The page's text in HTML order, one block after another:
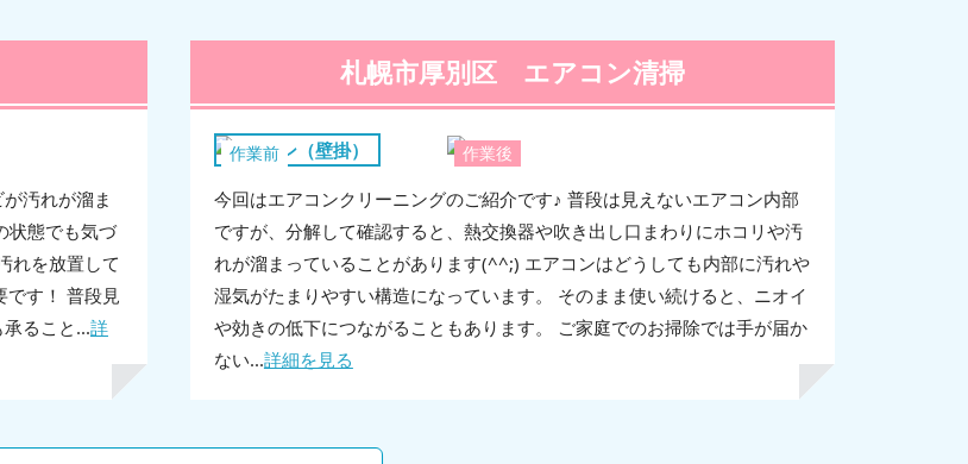
汚れが溜ま
状態でも気づ
れを放置して
です！ 普段見
ること...詳
札幌市厚別区 エアコン清掃
作業前 作業後
エアコン（壁掛）
今回はエアコンクリーニングのご紹介です♪ 普段は見えないエアコン内部
ですが、分解して確認すると、熱交換器や吹き出し口まわりにホコリや汚
れが溜まっていることがあります(^^;) エアコンはどうしても内部に汚れや
湿気がたまりやすい構造になっています。 そのまま使い続けると、ニオイ
や効きの低下につながることもあります。 ご家庭でのお掃除では手が届か
ない...詳細を見る